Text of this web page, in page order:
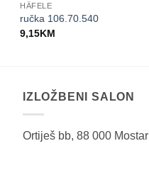
HÄFELE
ručka 106.70.540
9,15KM
IZLOŽBENI SALON
Ortiješ bb, 88 000 Mostar